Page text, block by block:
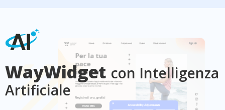
WayWidget con Intelligenza
Artificiale